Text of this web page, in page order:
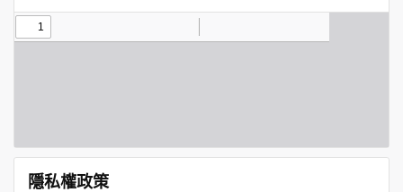
隱私權政策